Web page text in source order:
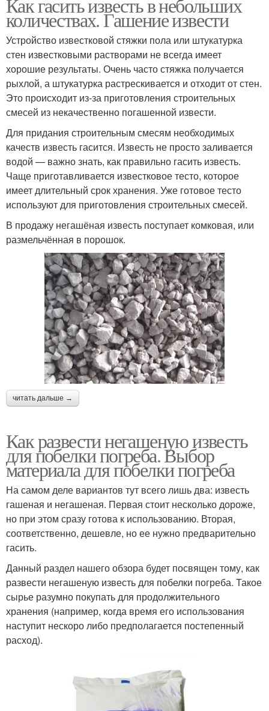
количествах. Гашение извести
Устройство известковой стяжки пола или штукатурка
стен известковыми растворами не всегда имеет
хорошие результаты. Очень часто стяжка получается
рыхлой, а штукатурка растрескивается и отходит от стен.
Это происходит из-за приготовления строительных
смесей из некачественно погашенной извести.
Для придания строительным смесям необходимых
качеств известь гасится. Известь не просто заливается
водой — важно знать, как правильно гасить известь.
Чаще приготавливается известковое тесто, которое
имеет длительный срок хранения. Уже готовое тесто
используют для приготовления строительных смесей.
В продажу негашёная известь поступает комковая, или
размельчённая в порошок.
читать дальше →
Как развести негашеную известь
для побелки погреба. Выбор
материала для побелки погреба
На самом деле вариантов тут всего лишь два: известь
гашеная и негашеная. Первая стоит несколько дороже,
но при этом сразу готова к использованию. Вторая,
соответственно, дешевле, но ее нужно предварительно
гасить.
Данный раздел нашего обзора будет посвящен тому, как
развести негашеную известь для побелки погреба. Такое
сырье разумно покупать для продолжительного
хранения (например, когда время его использования
наступит нескоро либо предполагается постепенный
расход).